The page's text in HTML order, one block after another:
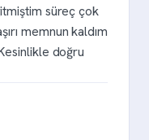
süreç çok
memnun kaldım
doğru